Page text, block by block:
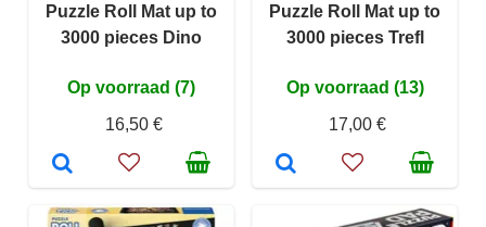
Puzzle Roll Mat up to
3000 pieces Dino
Op voorraad (7)
16,50 €
Puzzle Roll Mat up to
3000 pieces Trefl
Op voorraad (13)
17,00 €